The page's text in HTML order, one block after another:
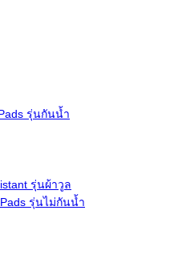
รุ่นกันน้ำ
รุ่นผ้าวูล
รุ่นไม่กันน้ำ